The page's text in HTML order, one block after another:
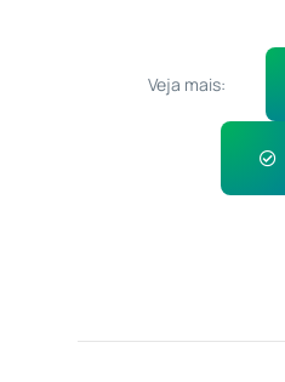
Veja mais: